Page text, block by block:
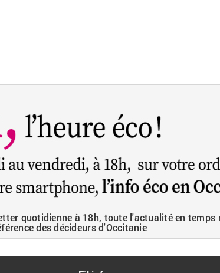
quotidienne à 18h, toute l'actualité en
des décideurs d'Occitanie